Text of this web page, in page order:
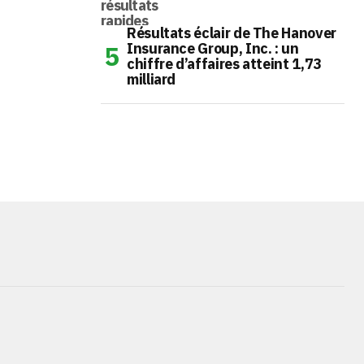
Résultats éclair de The Hanover
Insurance Group, Inc. : un
chiffre d’affaires atteint 1,73
milliard